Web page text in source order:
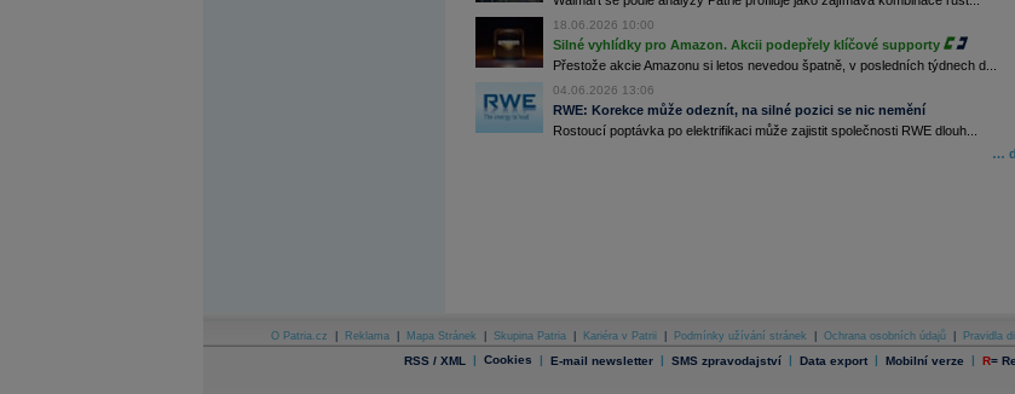
Archiv - Měsíční makroekonomické přehledy
18.06.2026 10:00
Silné vyhlídky pro Amazon. Akcii podepřely klíčové supporty
Přestože akcie Amazonu si letos nevedou špatně, v posledních týdnech d...
04.06.2026 13:06
RWE: Korekce může odeznít, na silné pozici se nic nemění
Rostoucí poptávka po elektrifikaci může zajistit společnosti RWE dlouh...
…
O Patria.cz Reklama Mapa Stránek Skupina Patria Kariéra v Patrii Podmínky užívání stránek Ochrana osobních údajů Pravidla
RSS / XML | Cookies | E-mail newsletter | SMS zpravodajství | Data export | Mobilní verze | R=